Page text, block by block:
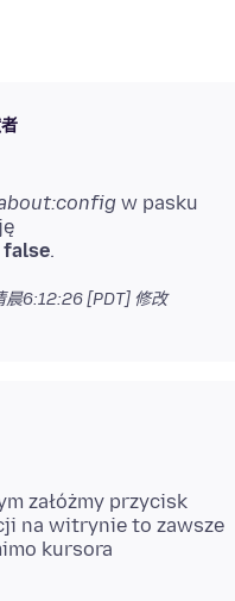
w pasku
false
晨6:12:26 [PDT] 修改
załóżmy przycisk
na witrynie to zawsze
kursora